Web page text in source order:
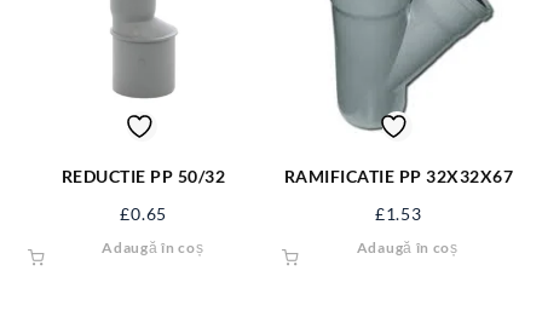
REDUCTIE PP 50/32
£0.65
Adaugă în coș
RAMIFICATIE PP 32X32X67
£1.53
Adaugă în coș